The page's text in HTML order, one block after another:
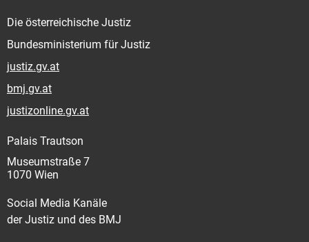
Die österreichische Justiz
Bundesministerium für Justiz
justiz.gv.at
bmj.gv.at
justizonline.gv.at
Palais Trautson
Museumstraße 7
1070 Wien
Social Media Kanäle
der Justiz und des BMJ